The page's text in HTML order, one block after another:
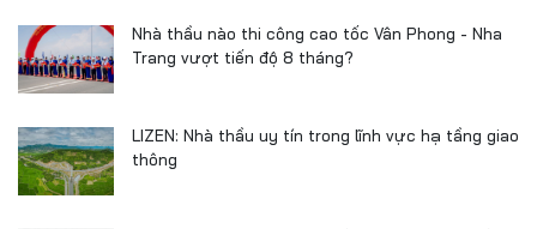
Nhà thầu nào thi công cao tốc Vân Phong - Nha
Trang vượt tiến độ 8 tháng?
LIZEN: Nhà thầu uy tín trong lĩnh vực hạ tầng giao
thông